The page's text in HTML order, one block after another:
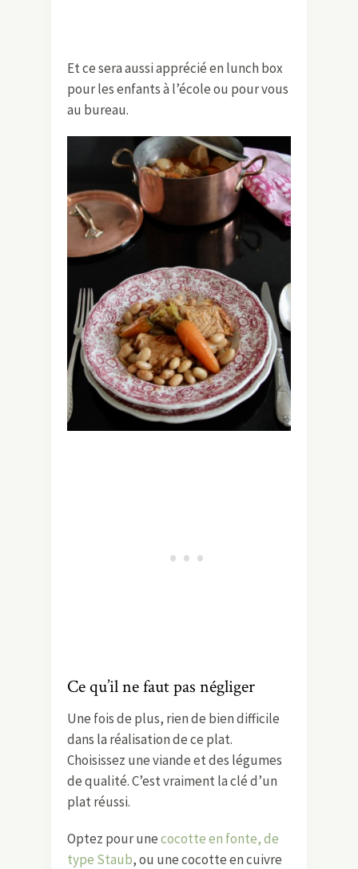
Et ce sera aussi apprécié en lunch box
pour les enfants à l’école ou pour vous
au bureau.
Ce qu’il ne faut pas négliger
Une fois de plus, rien de bien difficile
dans la réalisation de ce plat.
Choisissez une viande et des légumes
de qualité. C’est vraiment la clé d’un
plat réussi.
Optez pour unecocotte en fonte, de
type Staub, ou une cocotte en cuivre